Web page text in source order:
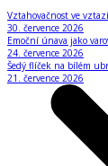
Vztahovačnost ve
30. července 2026
Emoční únava jako
24. července 2026
Šedý flíček na bílém
21. července 2026